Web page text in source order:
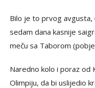
Bilo je to prvog
sedam dana kasnije
meču sa Taborom
Naredno kolo i poraz od
Olimpiju, da bi uslijedio